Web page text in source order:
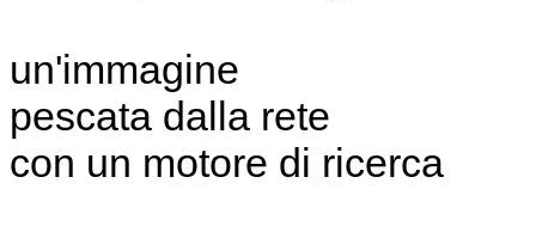
un'immagine
pescata dalla rete
con un motore di ricerca